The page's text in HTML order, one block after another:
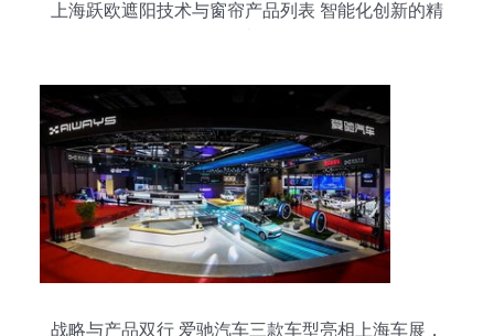
上海跃欧遮阳技术与窗帘产品列表 智能化创新的精
战略与产品双行 爱驰汽车三款车型亮相上海车展，